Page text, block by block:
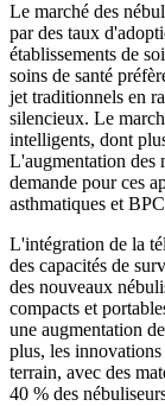
Le marché des
par des taux
établissements de
soins de santé
jet traditionnels en
silencieux. Le
intelligents, dont
L'augmentation des
demande pour ces
asthmatiques et
L'intégration de la
des capacités de
des nouveaux
compacts et
une augmentation
plus, les
terrain, avec des
40 % des